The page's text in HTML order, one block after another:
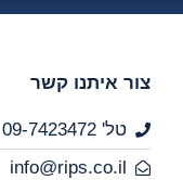
צור איתנו קשר
טל' 09-7423472
info@rips.co.il